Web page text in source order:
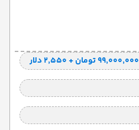
۹۹٬۰۰۰٬۰۰۰ تومان + ۲٬۵۵۰ دلار